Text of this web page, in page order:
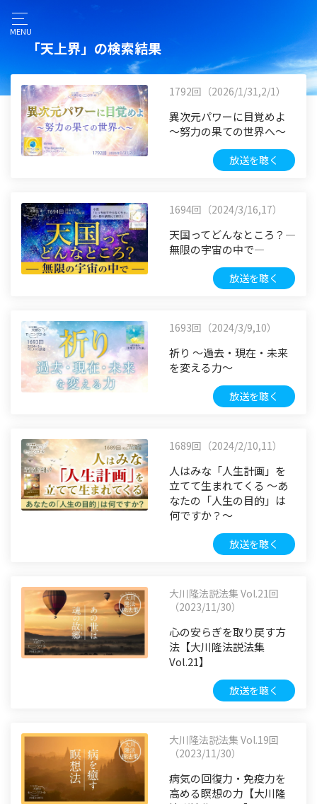
MENU
「天上界」の検索結果
1792回（2026/1/31,2/1）
異次元パワーに目覚めよ
～努力の果ての世界へ～
放送を聴く
1694回（2024/3/16,17）
天国ってどんなところ？―
無限の宇宙の中で―
放送を聴く
1693回（2024/3/9,10）
祈り ～過去・現在・未来
を変える力～
放送を聴く
1689回（2024/2/10,11）
人はみな「人生計画」を
立てて生まれてくる ～あ
なたの「人生の目的」は
何ですか？～
放送を聴く
大川隆法説法集 Vol.21回
（2023/11/30）
心の安らぎを取り戻す方
法【大川隆法説法集
Vol.21】
放送を聴く
大川隆法説法集 Vol.19回
（2023/11/30）
病気の回復力・免疫力を
高める瞑想の力【大川隆